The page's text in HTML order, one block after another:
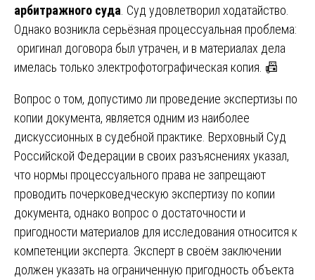
арбитражного суда . Суд удовлетворил ходатайство.
Однако возникла серьёзная процессуальная проблема:
оригинал договора был утрачен, и в материалах дела
имелась только электрофотографическая копия. 📠
Вопрос о том, допустимо ли проведение экспертизы по
копии документа, является одним из наиболее
дискуссионных в судебной практике. Верховный Суд
Российской Федерации в своих разъяснениях указал,
что нормы процессуального права не запрещают
проводить почерковедческую экспертизу по копии
документа, однако вопрос о достаточности и
пригодности материалов для исследования относится к
компетенции эксперта. Эксперт в своём заключении
должен указать на ограниченную пригодность объекта